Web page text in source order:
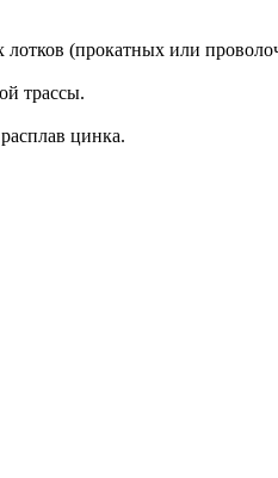
(прокатных или
трассы.
цинка.